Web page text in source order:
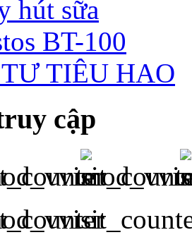
hút sữa
BT-100
TIÊU HAO
cập